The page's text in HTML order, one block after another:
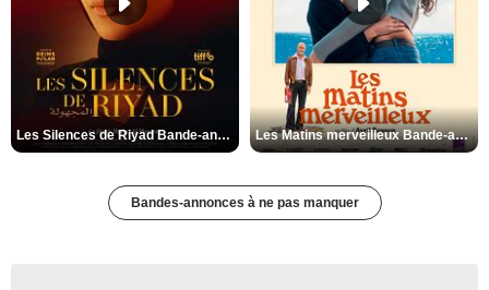
Les Silences de Riyad Bande-annonce VO STFR Les Matins merveilleux Bande-annonce VF
Bandes-annonces à ne pas manquer